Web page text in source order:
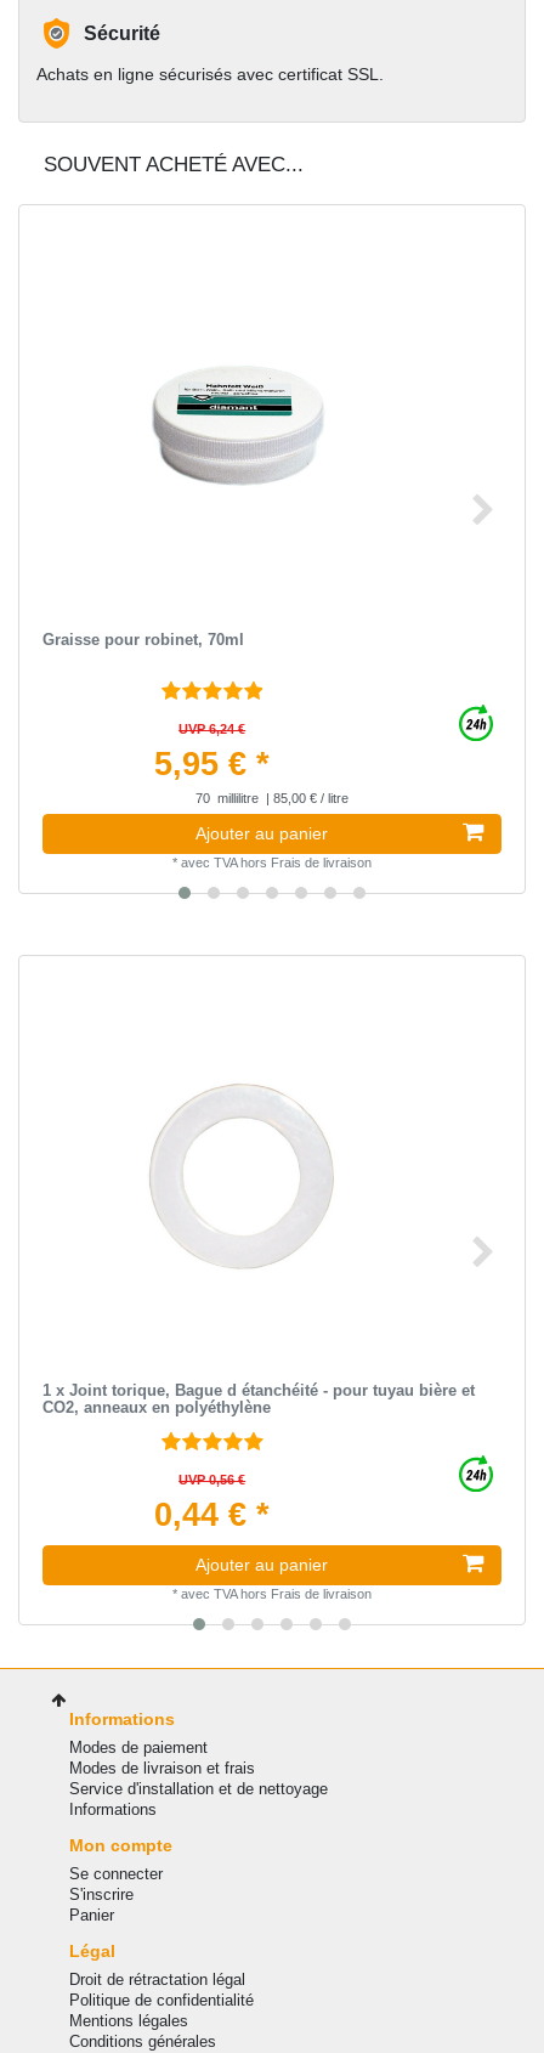
Sécurité
Achats en ligne sécurisés avec certificat SSL.
SOUVENT ACHETÉ AVEC...
Graisse pour robinet, 70ml
UVP 6,24 €
5,95 € *
70 millilitre | 85,00 € / litre
Ajouter au panier
* avec TVAhors Frais de livraison
1 x Joint torique, Bague d étanchéité - pour tuyau bière et
CO2, anneaux en polyéthylène
UVP 0,56 €
0,44 € *
Ajouter au panier
* avec TVAhors Frais de livraison
Informations
Modes de paiement
Modes de livraison et frais
Service d'installation et de nettoyage
Informations
Mon compte
Se connecter
S'inscrire
Panier
Légal
Droit de rétractation légal
Politique de confidentialité
Mentions légales
Conditions générales